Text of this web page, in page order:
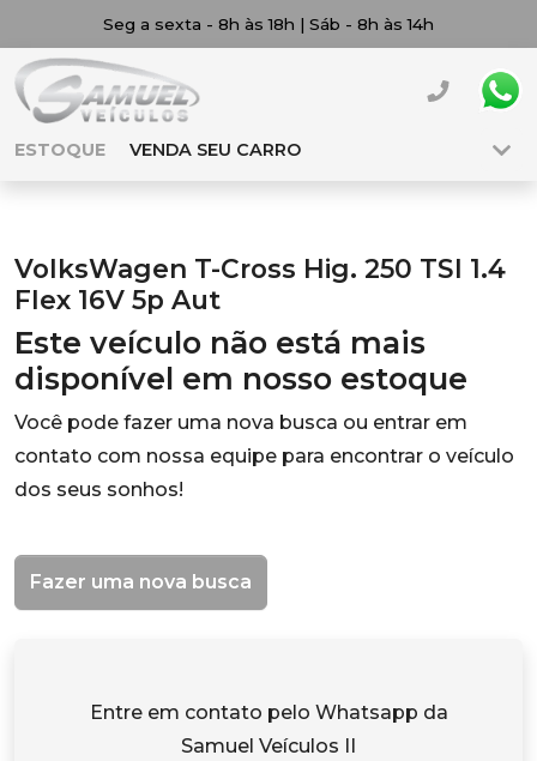
Seg a sexta - 8h às 18h | Sáb - 8h às 14h
ESTOQUE VENDA SEU CARRO
VolksWagen T-Cross Hig. 250 TSI 1.4
Flex 16V 5p Aut
Este veículo não está mais
disponível em nosso estoque
Você pode fazer uma nova busca ou entrar em
contato com nossa equipe para encontrar o veículo
dos seus sonhos!
Fazer uma nova busca
Entre em contato pelo Whatsapp da
Samuel Veículos II